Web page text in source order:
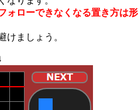
ォローできなくなる置き方は形
けましょう。